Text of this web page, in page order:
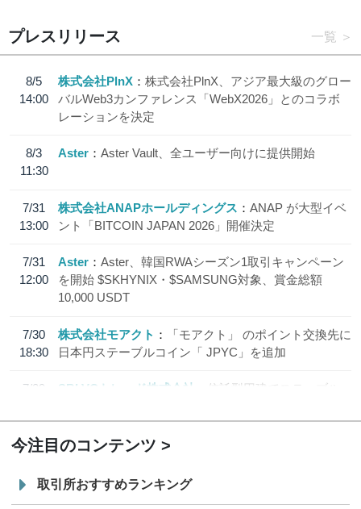
プレスリリース 一覧
8/5
14:00
株式会社PlnX
株式会社PlnX、アジア最大級のグロー
バルWeb3カンファレンス「WebX2026」とのコラボ
レーションを決定
8/3
11:30
Aster Aster Vault、全ユーザー向けに提供開始
7/31
13:00
株式会社ANAPホールディングス
ANAP が大型イベ
ント「BITCOIN JAPAN 2026」開催決定
7/31
12:00
Aster
Aster、韓国RWAシーズン1取引キャンペーン
を開始 $SKHYNIX・$SAMSUNG対象、賞金総額
10,000 USDT
7/30
18:30
株式会社モアクト
「モアクト」 のポイント交換先に
日本円ステーブルコイン「 JPYC」を追加
7/29
SBI VCトレード株式会社
信託型円建てステーブル
今注目のコンテンツ
取引所おすすめランキング